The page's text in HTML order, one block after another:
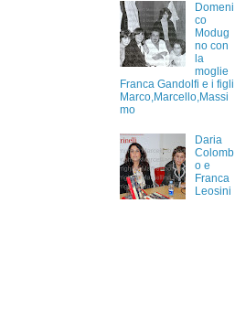
Domeni
co
Modug
no con
la
moglie
Franca Gandolfi e i figli
Marco,Marcello,Massi
mo
Daria
Colomb
o e
Franca
Leosini